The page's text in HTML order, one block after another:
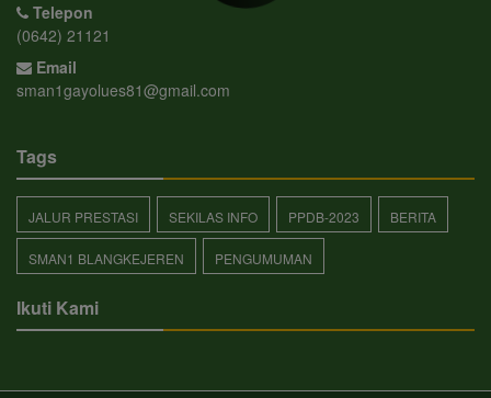
Telepon
(0642) 21121
Email
sman1gayolues81@gmail.com
Tags
JALUR PRESTASI SEKILAS INFO PPDB-2023 BERITA
SMAN1 BLANGKEJEREN PENGUMUMAN
Ikuti Kami